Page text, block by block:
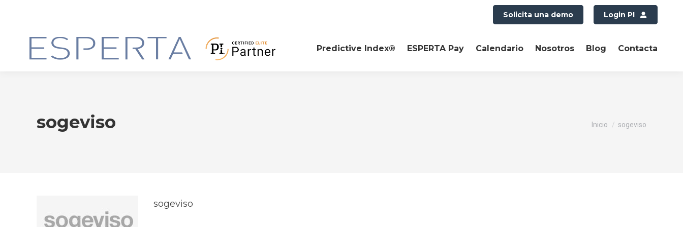
Solicita una demo Login PI
Predictive Index® ESPERTA Pay Calendario Nosotros Blog Contacta
sogeviso Estás aquí:
Inicio sogeviso
sogeviso